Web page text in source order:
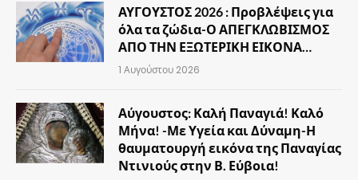
ΑΥΓΟΥΣΤΟΣ 2026 : Προβλέψεις για
όλα τα ζώδια-Ο ΑΠΕΓΚΛΩΒΙΣΜΟΣ
ΑΠΟ ΤΗΝ ΕΞΩΤΕΡΙΚΗ ΕΙΚΟΝΑ…
1 Αυγούστου 2026
Αύγουστος: Καλή Παναγιά! Καλό
Μήνα! -Με Υγεία και Δύναμη-Η
θαυματουργή εικόνα της Παναγίας
Ντινιούς στην Β. Εύβοια!